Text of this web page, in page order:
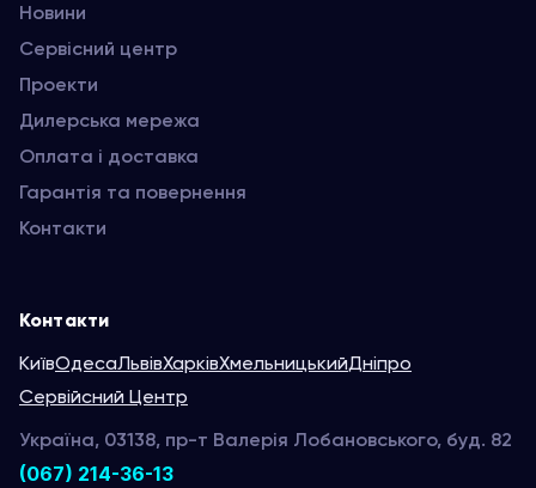
Новини
Сервісний центр
Проекти
Дилерська мережа
Оплата і доставка
Гарантія та повернення
Контакти
Контакти
КиївОдесаЛьвівХарківХмельницькийДніпро
Сервійсний Центр
Україна, 03138, пр-т Валерія Лобановського, буд. 82
(067) 214-36-13